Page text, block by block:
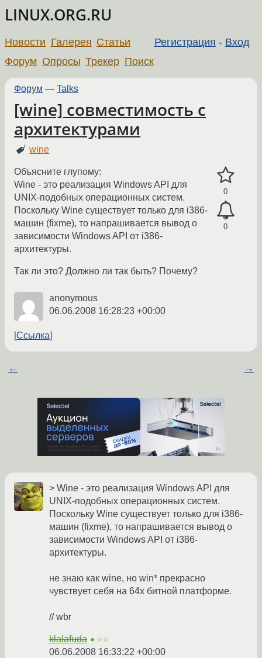
LINUX.ORG.RU
Регистрация - Вход
Новости Галерея Статьи
Форум Опросы Трекер Поиск
Форум — Talks
[wine] совместимость с
архитектурами
wine
0
0
Объясните глупому:
Wine - это реализация Windows API для
UNIX-подобных операционных систем.
Поскольку Wine существует только для i386-
машин (fixme), то напрашивается вывод о
зависимости Windows API от i386-
архитектуры.
Так ли это? Должно ли так быть? Почему?
anonymous
06.06.2008 16:28:23 +00:00
Ссылка
← →
> Wine - это реализация Windows API для
UNIX-подобных операционных систем.
Поскольку Wine существует только для i386-
машин (fixme), то напрашивается вывод о
зависимости Windows API от i386-
архитектуры.
не знаю как wine, но win* прекрасно
чувствует себя на 64х битной платформе.
// wbr
klalafuda ★☆☆
06.06.2008 16:33:22 +00:00